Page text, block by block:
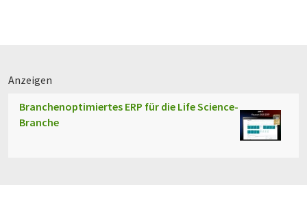
Anzeigen
Branchenoptimiertes ERP für die Life Science-
Branche